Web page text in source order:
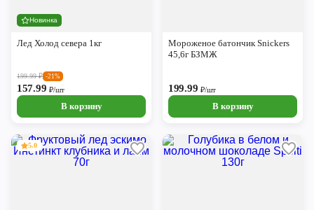
Новинка
Лед Холод севера 1кг
199.99₽ -21%
157.99 ₽/шт
В корзину
Мороженое батончик Snickers
45,6г БЗМЖ
199.99 ₽/шт
В корзину
5.0